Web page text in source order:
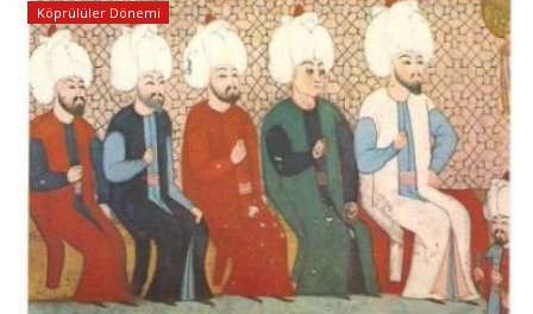
Köprülüler Dönemi